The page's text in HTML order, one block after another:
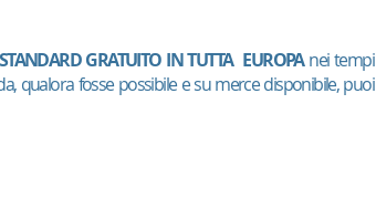
STANDARD GRATUITO IN TUTTA EUROPAnei tempi
qualora fosse possibile e su merce disponibile, puoi